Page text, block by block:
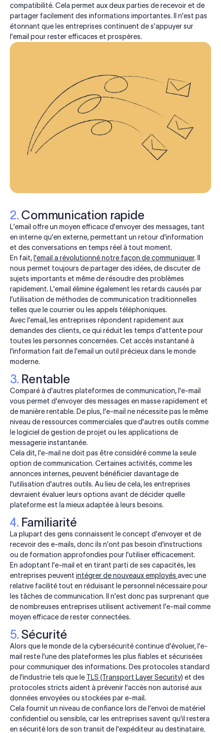
compatibilité. Cela permet aux deux parties de recevoir et de
partager facilement des informations importantes. Il n'est pas
étonnant que les entreprises continuent de s'appuyer sur
l'email pour rester efficaces et prospères.
2. Communication rapide
L'email offre un moyen efficace d'envoyer des messages, tant
en interne qu'en externe, permettant un retour d'information
et des conversations en temps réel à tout moment.
En fait, l'email a révolutionné notre façon de communiquer. Il
nous permet toujours de partager des idées, de discuter de
sujets importants et même de résoudre des problèmes
rapidement. L'email élimine également les retards causés par
l'utilisation de méthodes de communication traditionnelles
telles que le courrier ou les appels téléphoniques.
Avec l'email, les entreprises répondent rapidement aux
demandes des clients, ce qui réduit les temps d'attente pour
toutes les personnes concernées. Cet accès instantané à
l'information fait de l'email un outil précieux dans le monde
moderne.
3. Rentable
Comparé à d'autres plateformes de communication, l'e-mail
vous permet d'envoyer des messages en masse rapidement et
de manière rentable. De plus, l'e-mail ne nécessite pas le même
niveau de ressources commerciales que d'autres outils comme
le logiciel de gestion de projet ou les applications de
messagerie instantanée.
Cela dit, l'e-mail ne doit pas être considéré comme la seule
option de communication. Certaines activités, comme les
annonces internes, peuvent bénéficier davantage de
l'utilisation d'autres outils. Au lieu de cela, les entreprises
devraient évaluer leurs options avant de décider quelle
plateforme est la mieux adaptée à leurs besoins.
4. Familiarité
La plupart des gens connaissent le concept d'envoyer et de
recevoir des e-mails, donc ils n'ont pas besoin d'instructions
ou de formation approfondies pour l'utiliser efficacement.
En adoptant l'e-mail et en tirant parti de ses capacités, les
entreprises peuvent intégrer de nouveaux employés avec une
relative facilité tout en réduisant le personnel nécessaire pour
les tâches de communication. Il n'est donc pas surprenant que
de nombreuses entreprises utilisent activement l'e-mail comme
moyen efficace de rester connectées.
5. Sécurité
Alors que le monde de la cybersécurité continue d'évoluer, l'e-
mail reste l'une des plateformes les plus fiables et sécurisées
pour communiquer des informations. Des protocoles standard
de l'industrie tels que le TLS (Transport Layer Security) et des
protocoles stricts aident à prévenir l'accès non autorisé aux
données envoyées ou stockées par e-mail.
Cela fournit un niveau de confiance lors de l'envoi de matériel
confidentiel ou sensible, car les entreprises savent qu'il restera
en sécurité lors de son transit de l'expéditeur au destinataire.